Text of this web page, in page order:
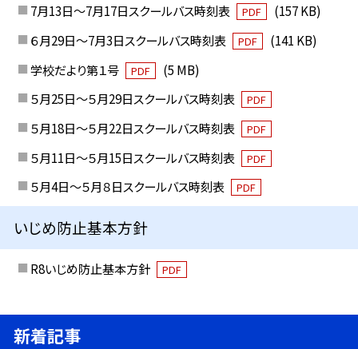
7月13日～7月17日スクールバス時刻表
PDF
(157 KB)
６月29日～7月3日スクールバス時刻表
PDF
(141 KB)
学校だより第１号
PDF
(5 MB)
５月25日～５月29日スクールバス時刻表
PDF
５月18日～５月22日スクールバス時刻表 PDF
５月11日～５月15日スクールバス時刻表 PDF
５月4日～５月８日スクールバス時刻表 PDF
いじめ防止基本方針
R8いじめ防止基本方針 PDF
新着記事